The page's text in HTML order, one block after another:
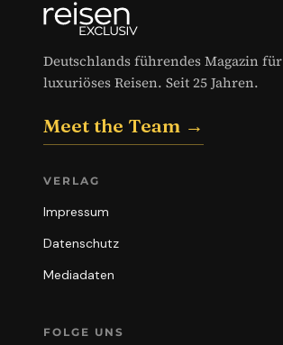
Deutschlands führendes Magazin für
luxuriöses Reisen. Seit 25 Jahren.
Meet the Team →
VERLAG
Impressum
Datenschutz
Mediadaten
FOLGE UNS